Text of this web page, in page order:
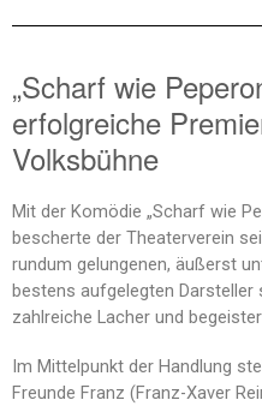
„Scharf wie
erfolgreiche
Volksbühne
Mit der Komödie „Scharf wie
bescherte der Theaterverein
rundum gelungenen, äußerst
bestens aufgelegten
zahlreiche Lacher und
Im Mittelpunkt der Handlung
Freunde Franz (Franz-Xaver